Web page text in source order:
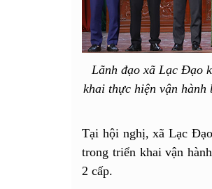
Lãnh đạo xã Lạc Đạo
khai thực hiện vận hành
Tại hội nghị, xã Lạc
trong triển khai vận
2 cấp.